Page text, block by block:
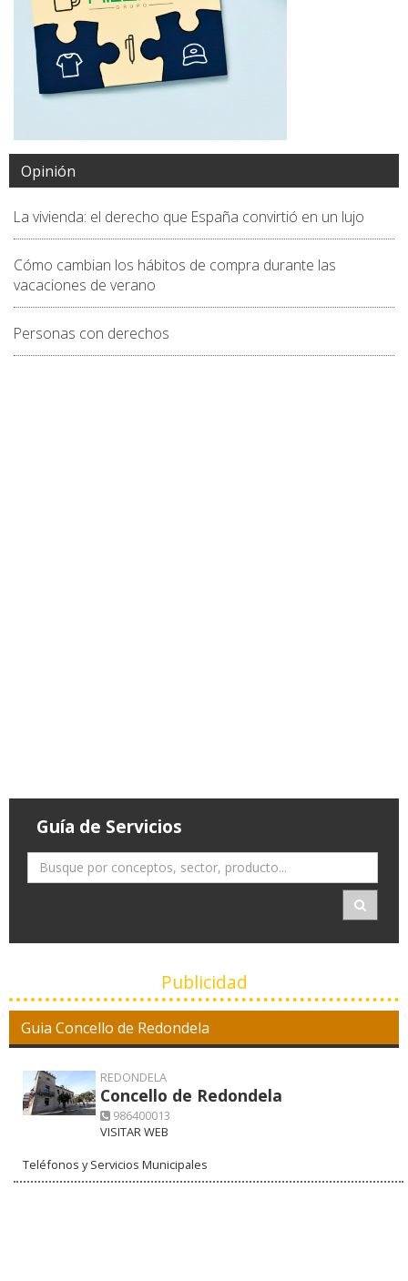
Opinión
La vivienda: el derecho que España convirtió en un lujo
Cómo cambian los hábitos de compra durante las
vacaciones de verano
Personas con derechos
Guía de Servicios
Publicidad
Guia Concello de Redondela
REDONDELA
Concello de Redondela
986400013
VISITAR WEB
Teléfonos y Servicios Municipales